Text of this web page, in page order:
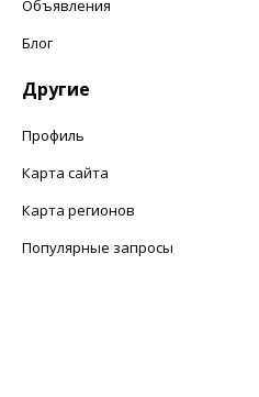
Объявления
Блог
Другие
Профиль
Карта сайта
Карта регионов
Популярные запросы